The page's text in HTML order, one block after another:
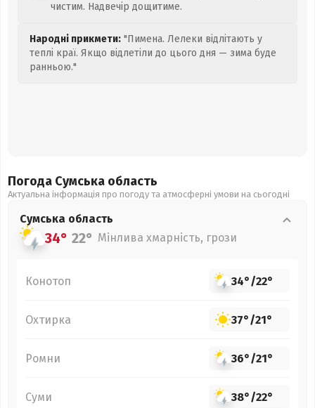
чистим. Надвечір дощитиме.
Народні прикмети: "Пимена. Лелеки відлітають у
теплі краї. Якщо відлетіли до цього дня — зима буде
ранньою."
Погода Сумська область
Актуальна інформація про погоду та атмосферні умови на сьогодні
Сумська область
34° 22° Мінлива хмарність, грози
Конотоп 34°/22°
Охтирка 37°/21°
Ромни 36°/21°
Суми 38°/22°